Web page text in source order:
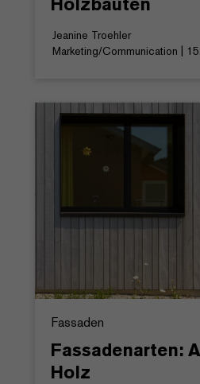
Jeanine Troehler
Marketing/Communication |
Fassaden
Fassadenarten:
Holz